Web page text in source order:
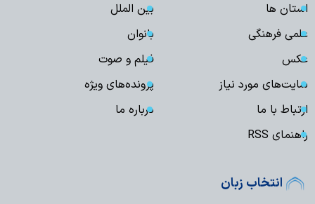
استان ها
بین الملل
علمی فرهنگی
بانوان
عکس
فیلم و صوت
سایت‌های مورد نیاز
پرونده‌های ویژه
ارتباط با ما
درباره ما
راهنمای RSS
انتخاب زبان